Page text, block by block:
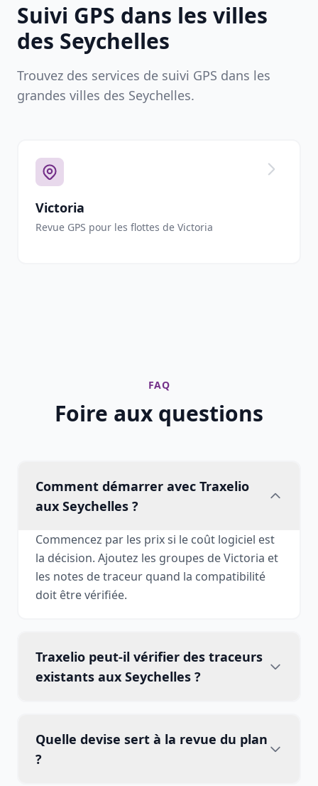
Suivi GPS dans les villes
des Seychelles
Trouvez des services de suivi GPS dans les
grandes villes des Seychelles.
Victoria
Revue GPS pour les flottes de Victoria
FAQ
Foire aux questions
Comment démarrer avec Traxelio
aux Seychelles ?
Commencez par les prix si le coût logiciel est
la décision. Ajoutez les groupes de Victoria et
les notes de traceur quand la compatibilité
doit être vérifiée.
Traxelio peut-il vérifier des traceurs
existants aux Seychelles ?
Quelle devise sert à la revue du plan
?